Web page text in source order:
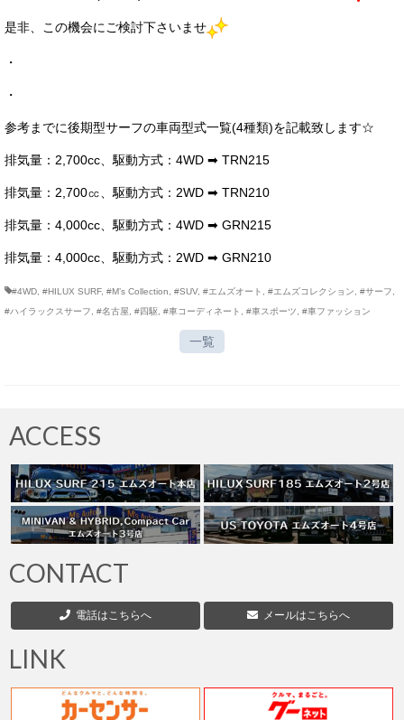
是非、この機会にご検討下さいませ
・
・
参考までに後期型サーフの車両型式一覧(4種類)を記載致します☆
排気量：2,700cc、駆動方式：4WD ➡ TRN215
排気量：2,700㏄、駆動方式：2WD ➡ TRN210
排気量：4,000cc、駆動方式：4WD ➡ GRN215
排気量：4,000cc、駆動方式：2WD ➡ GRN210
#4WD #HILUX SURF, #M’s Collection #SUV, #エムズオート #エムズコレクション #サーフ
#ハイラックスサーフ
#名古屋 #四駆 #車コーディネート #車スポーツ #車ファッション
一覧
ACCESS
CONTACT
電話はこちらへ メールはこちらへ
LINK